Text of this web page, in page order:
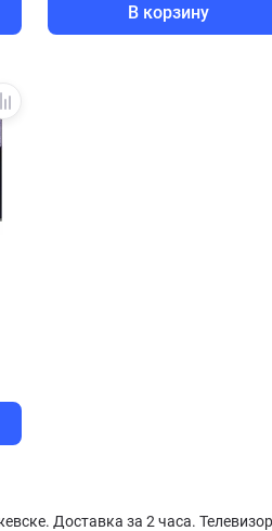
В корзину
Доставка за 2 часа.